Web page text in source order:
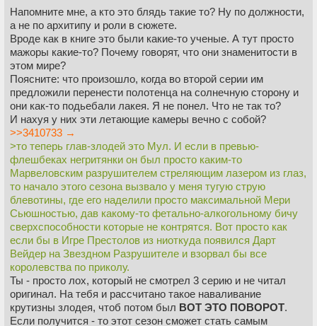
— И наслажда-а-а-айтесь и-и-им!!!
Клеон, помоги нам не умереть…
Напомните мне, а кто это блядь такие то? Ну по должности,
а не по архитипу и роли в сюжете.
Вроде как в книге это были какие-то ученые. А тут просто
мажоры какие-то? Почему говорят, что они знаменитости в
этом мире?
Поясните: что произошло, когда во второй серии им
предложили перенести полотенца на солнечную сторону и
они как-то подьебали лакея. Я не понел. Что не так то?
И нахуя у них эти летающие камеры вечно с собой?
>>3410733 →
>то теперь глав-злодей это Мул. И если в превью-
флешбеках негритянки он был просто каким-то
Марвеловским разрушителем стреляющим лазером из глаз,
то начало этого сезона вызвало у меня тугую струю
блевотины, где его наделили просто максимальной Мери
Сьюшностью, дав какому-то фетально-алкогольному бичу
сверхспособности которые не контрятся. Вот просто как
если бы в Игре Престолов из ниоткуда появился Дарт
Вейдер на Звездном Разрушителе и взорвал бы все
королевства по приколу.
Ты - просто лох, который не смотрел 3 серию и не читал
оригинал. На тебя и рассчитано такое наваливание
крутизны злодея, чтоб потом был ВОТ ЭТО ПОВОРОТ.
Если получится - то этот сезон сможет стать самым